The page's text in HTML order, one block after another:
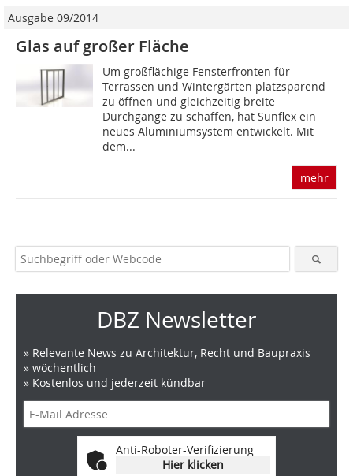
Ausgabe 09/2014
Glas auf großer Fläche
Um großflächige Fensterfronten für
Terrassen und Wintergärten platzsparend
zu öffnen und gleichzeitig breite
Durchgänge zu schaffen, hat Sunflex ein
neues Aluminiumsystem entwickelt. Mit
dem...
mehr
DBZ Newsletter
» Relevante News zu Architektur, Recht und Baupraxis
» wöchentlich
» Kostenlos und jederzeit kündbar
Anti-Roboter-Verifizierung
Hier klicken